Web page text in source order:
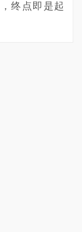
终点即是起